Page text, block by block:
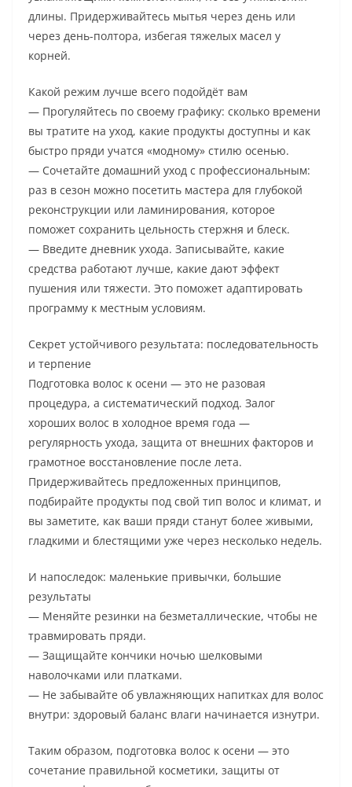
длины. Придерживайтесь мытья через день или
через день-полтора, избегая тяжелых масел у
корней.
Какой режим лучше всего подойдёт вам
— Прогуляйтесь по своему графику: сколько времени
вы тратите на уход, какие продукты доступны и как
быстро пряди учатся «модному» стилю осенью.
— Сочетайте домашний уход с профессиональным:
раз в сезон можно посетить мастера для глубокой
реконструкции или ламинирования, которое
поможет сохранить цельность стержня и блеск.
— Введите дневник ухода. Записывайте, какие
средства работают лучше, какие дают эффект
пушения или тяжести. Это поможет адаптировать
программу к местным условиям.
Секрет устойчивого результата: последовательность
и терпение
Подготовка волос к осени — это не разовая
процедура, а систематический подход. Залог
хороших волос в холодное время года —
регулярность ухода, защита от внешних факторов и
грамотное восстановление после лета.
Придерживайтесь предложенных принципов,
подбирайте продукты под свой тип волос и климат, и
вы заметите, как ваши пряди станут более живыми,
гладкими и блестящими уже через несколько недель.
И напоследок: маленькие привычки, большие
результаты
— Меняйте резинки на безметаллические, чтобы не
травмировать пряди.
— Защищайте кончики ночью шелковыми
наволочками или платками.
— Не забывайте об увлажняющих напитках для волос
внутри: здоровый баланс влаги начинается изнутри.
Таким образом, подготовка волос к осени — это
сочетание правильной косметики, защиты от